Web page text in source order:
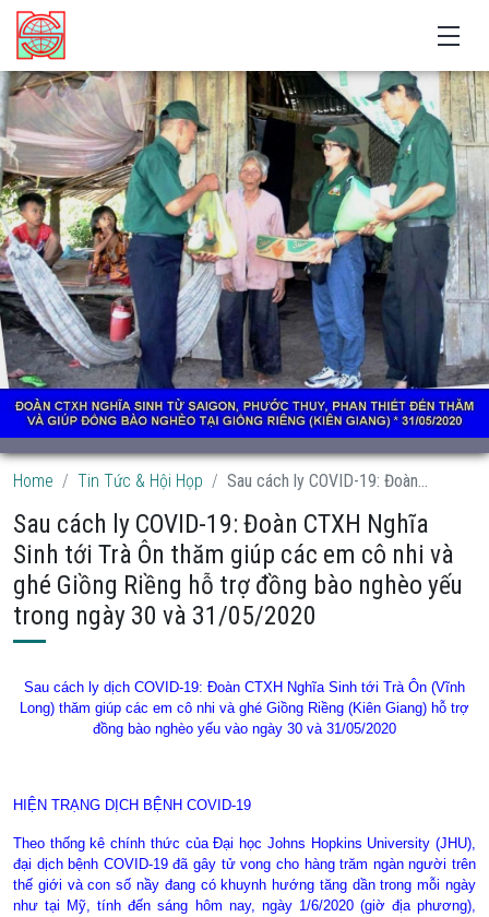
Home Tin Tức & Hội Họp Sau cách ly COVID-19: Đoàn...
Sau cách ly COVID-19: Đoàn CTXH Nghĩa
Sinh tới Trà Ôn thăm giúp các em cô nhi và
ghé Giồng Riềng hỗ trợ đồng bào nghèo yếu
trong ngày 30 và 31/05/2020
Sau cách ly dịch COVID-19: Đoàn CTXH Nghĩa Sinh tới Trà Ôn (Vĩnh
Long) thăm giúp các em cô nhi và ghé Giồng Riềng (Kiên Giang) hỗ trợ
đồng bào nghèo yếu vào ngày 30 và 31/05/2020
HIỆN TRẠNG DỊCH BỆNH COVID-19
Theo thống kê chính thức của Đại học Johns Hopkins University (JHU),
đại dịch bệnh COVID-19 đã gây tử vong cho hàng trăm ngàn người trên
thế giới và con số nầy đang có khuynh hướng tăng dần trong mỗi ngày
như tại Mỹ, tính đến sáng hôm nay, ngày 1/6/2020 (giờ địa phương),